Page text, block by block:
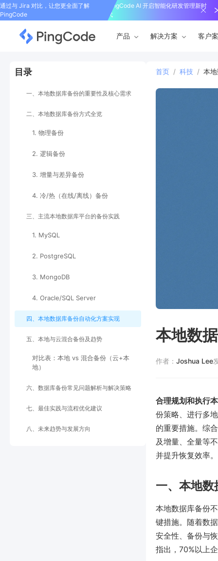
通过与 Jira 对比，让您更全面了解
PingCode
PingCode AI 开启智能化研发管理新时
代
产品 解决方案 客户
目录
一、本地数据库备份的重要性及核心需求
二、本地数据库备份方式全览
1. 物理备份
2. 逻辑备份
3. 增量与差异备份
4. 冷/热（在线/离线）备份
三、主流本地数据库平台的备份实践
1. MySQL
2. PostgreSQL
3. MongoDB
4. Oracle/SQL Server
四、本地数据库备份自动化方案实现
五、本地与云混合备份及趋势
对比表：本地 vs 混合备份（云+本
地）
六、数据库备份常见问题解析与解决策略
七、最佳实践与流程优化建议
八、未来趋势与发展方向
首页 / 科技 / 本
本地数
作者： Joshua Lee
合理规划和执行
份策略、进行多
的重要措施。综
及增量、全量等
并提升恢复效率。
一、本地
本地数据库备份
键措施。随着数
安全性、备份与
指出，70%以上